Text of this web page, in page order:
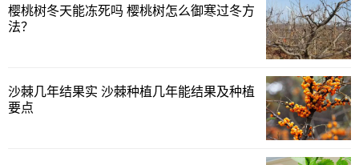
种基因差异是自然选择的结果，也是草莓品种多样性的体现。土
壤条件
土壤的肥力和pH值对草莓的甜度也有影响。肥沃的土壤可以提供
草莓生长所需的养分，有助于糖分的积累。而适宜的pH值则可以
保证土壤中养分的有效性，从而影响草莓的甜度。气候条件
气候条件，如温度、湿度、降雨量等，都会影响草莓的生长和糖
分积累。例如，适宜的温度可以促进草莓的光合作用，有助于糖
分的积累；而适量的降雨则可以保证土壤的湿度，有利于草莓的
樱桃树冬天能冻死吗 樱桃树怎么御寒过冬方
法？
沙棘几年结果实 沙棘种植几年能结果及种植
要点